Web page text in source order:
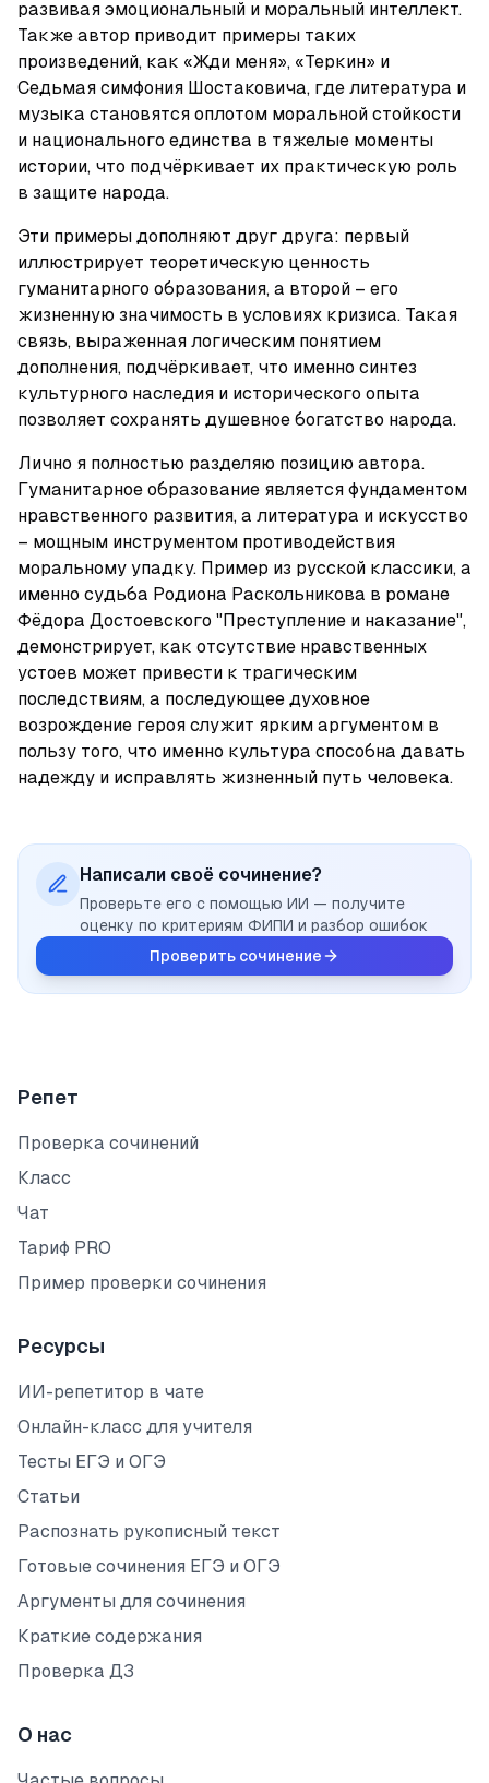
развивая эмоциональный и моральный интеллект.
Также автор приводит примеры таких
произведений, как «Жди меня», «Теркин» и
Седьмая симфония Шостаковича, где литература и
музыка становятся оплотом моральной стойкости
и национального единства в тяжелые моменты
истории, что подчёркивает их практическую роль
в защите народа.
Эти примеры дополняют друг друга: первый
иллюстрирует теоретическую ценность
гуманитарного образования, а второй – его
жизненную значимость в условиях кризиса. Такая
связь, выраженная логическим понятием
дополнения, подчёркивает, что именно синтез
культурного наследия и исторического опыта
позволяет сохранять душевное богатство народа.
Лично я полностью разделяю позицию автора.
Гуманитарное образование является фундаментом
нравственного развития, а литература и искусство
– мощным инструментом противодействия
моральному упадку. Пример из русской классики, а
именно судьба Родиона Раскольникова в романе
Фёдора Достоевского "Преступление и наказание",
демонстрирует, как отсутствие нравственных
устоев может привести к трагическим
последствиям, а последующее духовное
возрождение героя служит ярким аргументом в
пользу того, что именно культура способна давать
надежду и исправлять жизненный путь человека.
Написали своё сочинение?
Проверьте его с помощью ИИ — получите
оценку по критериям ФИПИ и разбор ошибок
Проверить сочинение
Репет
Проверка сочинений
Класс
Чат
Тариф PRO
Пример проверки сочинения
Ресурсы
ИИ-репетитор в чате
Онлайн-класс для учителя
Тесты ЕГЭ и ОГЭ
Статьи
Распознать рукописный текст
Готовые сочинения ЕГЭ и ОГЭ
Аргументы для сочинения
Краткие содержания
Проверка ДЗ
О нас